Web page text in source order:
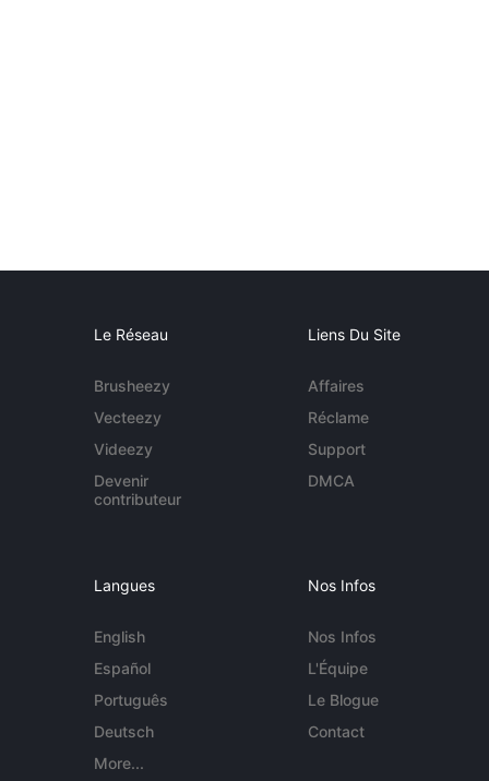
Le Réseau
Brusheezy
Vecteezy
Videezy
Devenir
contributeur
Liens Du Site
Affaires
Réclame
Support
DMCA
Langues
English
Español
Português
Deutsch
More...
Nos Infos
Nos Infos
L'Équipe
Le Blogue
Contact